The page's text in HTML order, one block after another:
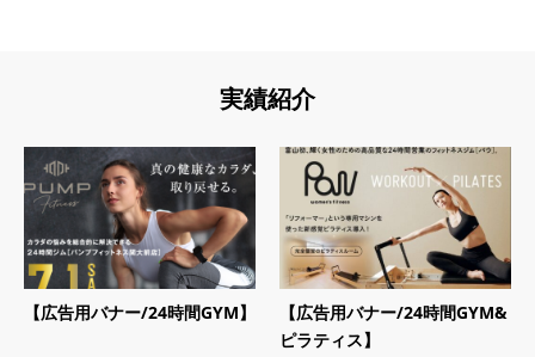
実績紹介
【広告用バナー/24時間GYM】
【広告用バナー/24時間GYM&
ピラティス】